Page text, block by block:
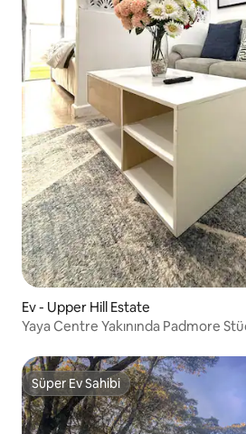
Ev - Upper Hill Estate
Yaya Centre Yakınında Padmore
Süper Ev Sahibi
Süper Ev Sahibi